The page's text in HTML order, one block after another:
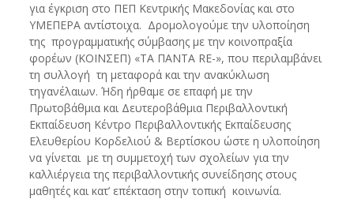
για έγκριση στο ΠΕΠ Κεντρικής Μακεδονίας και στο
ΥΜΕΠΕΡΑ αντίστοιχα. Δρομολογούμε την υλοποίηση
της προγραμματικής σύμβασης με την κοινοπραξία
φορέων (ΚΟΙΝΣΕΠ) «ΤΑ ΠΑΝΤΑ RE-», που περιλαμβάνει
τη συλλογή τη μεταφορά και την ανακύκλωση
τηγανέλαιων. Ήδη ήρθαμε σε επαφή με την
Πρωτοβάθμια και Δευτεροβάθμια Περιβαλλοντική
Εκπαίδευση Κέντρο Περιβαλλοντικής Εκπαίδευσης
Ελευθερίου Κορδελιού & Βερτίσκου ώστε η υλοποίηση
να γίνεται με τη συμμετοχή των σχολείων για την
καλλιέργεια της περιβαλλοντικής συνείδησης στους
μαθητές και κατ’ επέκταση στην τοπική κοινωνία.